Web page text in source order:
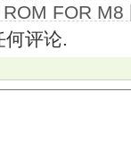
FOR M8
何评论.